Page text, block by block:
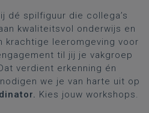
dé spilfiguur die collega’s
kwaliteitsvol onderwijs en
krachtige leeromgeving voor
til jij je vakgroep
verdient erkenning én
we je van harte uit op
Kies jouw workshops.